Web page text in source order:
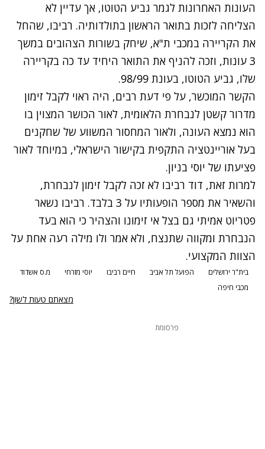
העונות האחרונות לגמר גביע הטוטו, אך עדיין לא
הצליחה לזכות בתואר הראשון בתולדותיה. רביבו, שהחל
את הקריירה במכבי ת"א, שיחק בשורות הצהובים במשך
3 עונות, וזכה להניף את התואר היחיד עד כה בקריירה
שלו, גביע הטוטו, בעונת 98/99.
הקשר המוכשר, על פי דעת רבים, היה ראוי לקבל זימון
מדרור קשטן לנבחרת הלאומית, לאור הכושר המצוין בו
הוא נמצא העונה, ולאור המחסור המשווע של שחקנים
בעל אוריינטציה התקפית בקישור הישראלי, במיוחד לאור
פציעתו של יוסי בניון.
למרות זאת, דוד רביבו לא זכה לקבל זימון לנבחרת,
והשאיר את מספר הופעותיו על 3 בלבד. רביבו נשאר
פטריוט אמיתי גם בצל אי זימונו והצהיר כי הוא בעד
הנבחרת ומקווה שתנצח, ולא אמר ולו מילה רעה אחת על
הצוות המקצועי.
בית"ר ירושלים הפועל תל אביב חיים רביבו יוסי מזרחי
מ.ס אשדוד
מכבי חיפה
מצאתם טעות לשון?
פרסומת